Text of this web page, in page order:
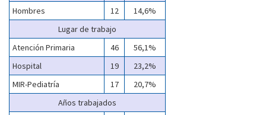
Hombres
12
14,6%
Lugar de trabajo
Atención Primaria
46
56,1%
Hospital
19
23,2%
MIR-Pediatría
17
20,7%
Años trabajados